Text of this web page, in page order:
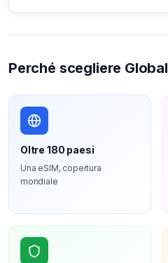
Perché scegliere
Oltre 180 paesi
Una eSIM, copertura
mondiale